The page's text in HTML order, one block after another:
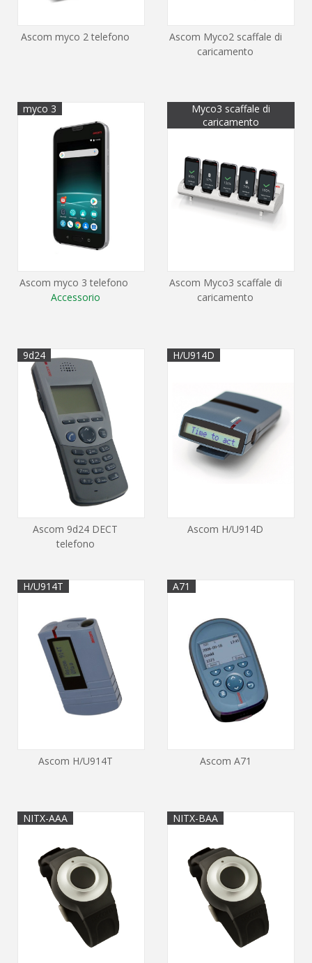
Ascom myco 2 telefono
Ascom Myco2 scaffale di
caricamento
myco 3
Ascom myco 3 telefono
Accessorio
Myco3 scaffale di
caricamento
Ascom Myco3 scaffale di
caricamento
9d24
Ascom 9d24 DECT
telefono
H/U914D
Ascom H/U914D
H/U914T
Ascom H/U914T
A71
Ascom A71
NITX-AAA NITX-BAA